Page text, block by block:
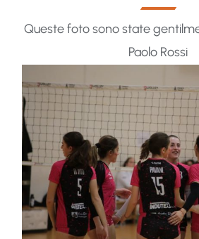
Queste foto sono state
Paolo Rossi